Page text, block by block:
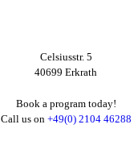
Celsiusstr. 5
40699 Erkrath
Book a program today!
Call us on +49(0) 2104 46288